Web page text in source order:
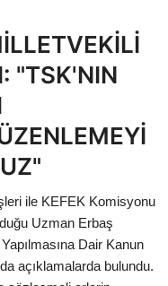
"TSK'NIN
ile KEFEK Komisyonu
Uzman Erbaş
Dair Kanun
açıklamalarda bulundu.